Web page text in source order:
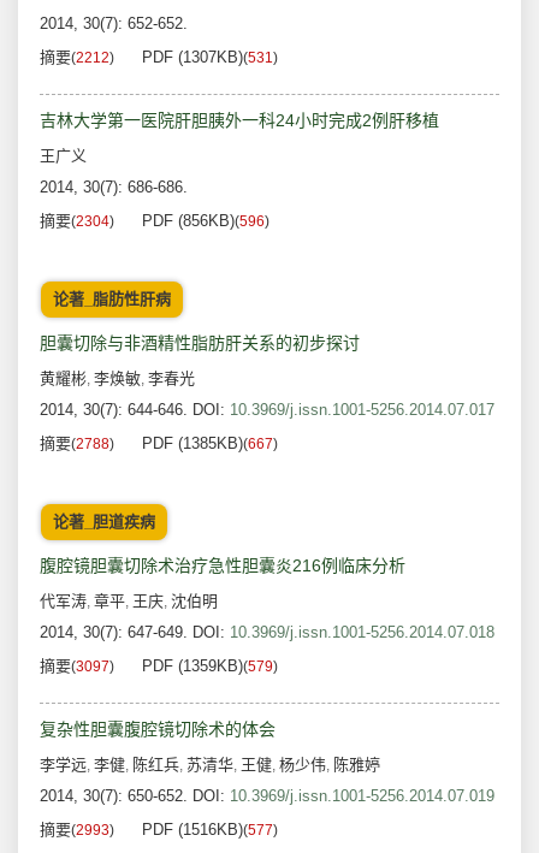
2014, 30(7): 652-652.
摘要(2212) PDF (1307KB)(531)
吉林大学第一医院肝胆胰外一科24小时完成2例肝移植
王广义
2014, 30(7): 686-686.
摘要(2304) PDF (856KB)(596)
论著_脂肪性肝病
胆囊切除与非酒精性脂肪肝关系的初步探讨
黄耀彬, 李焕敏, 李春光
2014, 30(7): 644-646. DOI: 10.3969/j.issn.1001-5256.2014.07.017
摘要(2788) PDF (1385KB)(667)
论著_胆道疾病
腹腔镜胆囊切除术治疗急性胆囊炎216例临床分析
代军涛, 章平, 王庆, 沈伯明
2014, 30(7): 647-649. DOI: 10.3969/j.issn.1001-5256.2014.07.018
摘要(3097) PDF (1359KB)(579)
复杂性胆囊腹腔镜切除术的体会
李学远, 李健, 陈红兵, 苏清华, 王健, 杨少伟, 陈雅婷
2014, 30(7): 650-652. DOI: 10.3969/j.issn.1001-5256.2014.07.019
摘要(2993) PDF (1516KB)(577)